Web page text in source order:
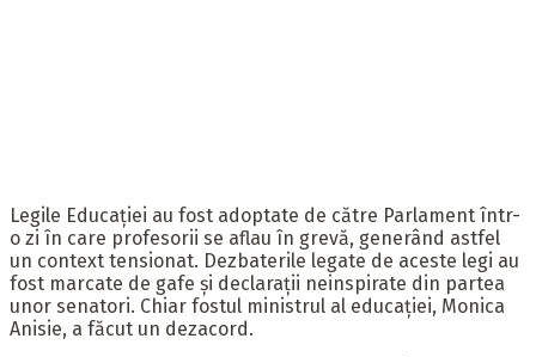
Legile Educației au fost adoptate de către Parlament într-
o zi în care profesorii se aflau în grevă, generând astfel
un context tensionat. Dezbaterile legate de aceste legi au
fost marcate de gafe și declarații neinspirate din partea
unor senatori. Chiar fostul ministrul al educației, Monica
Anisie, a făcut un dezacord.